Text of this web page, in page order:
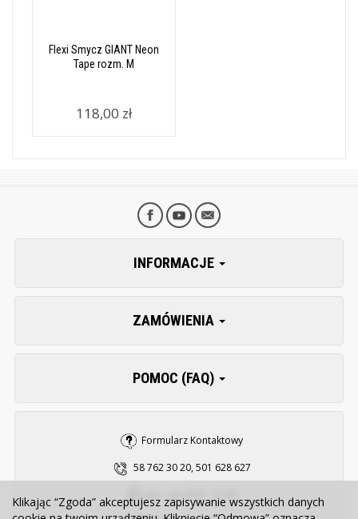
Flexi Smycz GIANT Neon
Tape rozm. M
118,00 zł
INFORMACJE
ZAMÓWIENIA
POMOC (FAQ)
Formularz Kontaktowy
58 762 30 20, 501 628 627
Klikając “Zgoda” akceptujesz zapisywanie wszystkich danych